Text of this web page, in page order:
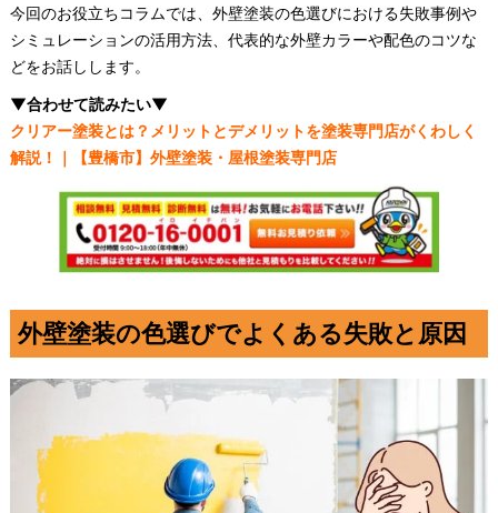
今回のお役立ちコラムでは、外壁塗装の色選びにおける失敗事例や
シミュレーションの活用方法、代表的な外壁カラーや配色のコツな
どをお話しします。
▼合わせて読みたい▼
クリアー塗装とは？メリットとデメリットを塗装専門店がくわしく
解説！｜【豊橋市】外壁塗装・屋根塗装専門店
外壁塗装の色選びでよくある失敗と原因